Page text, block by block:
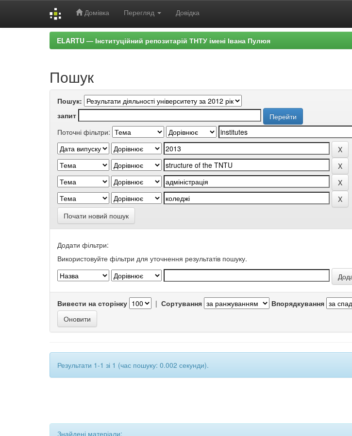
Домівка Перегляд Довідка
ELARTU — Інституційний репозитарій ТНТУ імені Івана Пулюя
Пошук
Пошук:
запит
Поточні фільтри:
Почати новий пошук
Додати фільтри:
Використовуйте фільтри для уточнення результатів пошуку.
Вивести на сторінку | Сортування Впорядкування
Результати 1-1 зі 1 (час пошуку: 0.002 секунди).
Знайдені матеріали: